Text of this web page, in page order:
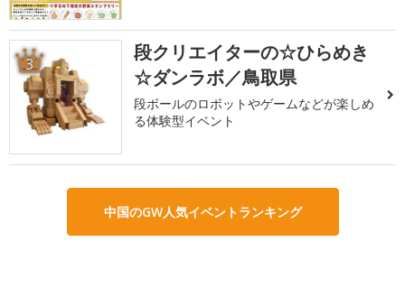
3
段クリエイターの☆ひらめき
☆ダンラボ／鳥取県
段ボールのロボットやゲームなどが楽しめ
る体験型イベント
中国のGW人気イベントランキング